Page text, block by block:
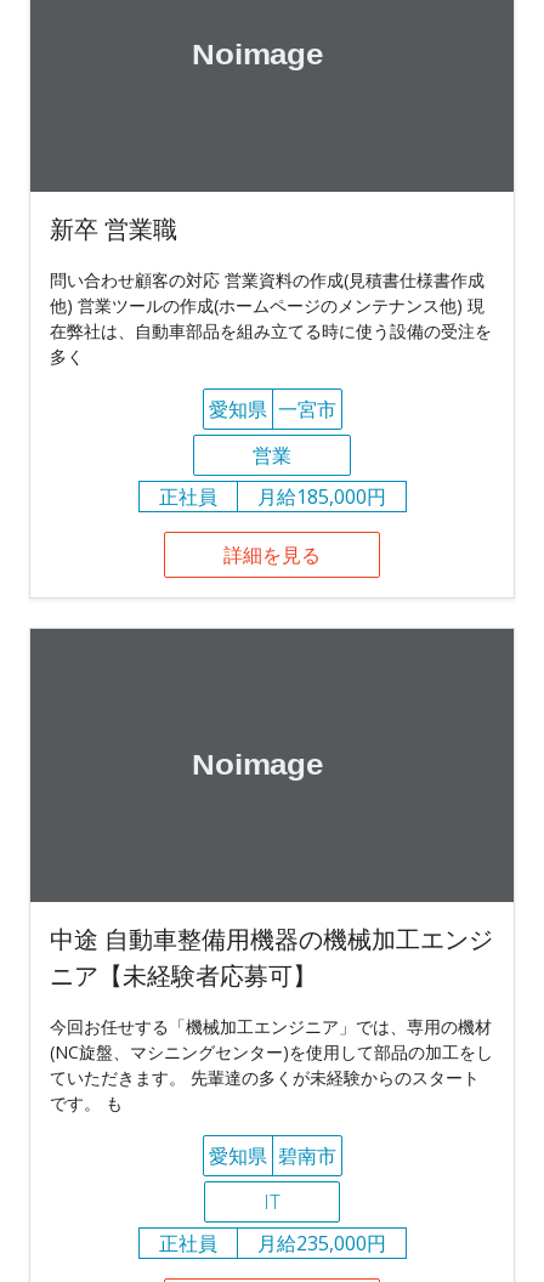
新卒 営業職
問い合わせ顧客の対応 営業資料の作成(見積書仕様書作成
他) 営業ツールの作成(ホームページのメンテナンス他) 現
在弊社は、自動車部品を組み立てる時に使う設備の受注を
多く
愛知県 一宮市
営業
正社員
月給185,000円
詳細を見る
中途 自動車整備用機器の機械加工エンジ
ニア【未経験者応募可】
今回お任せする「機械加工エンジニア」では、専用の機材
(NC旋盤、マシニングセンター)を使用して部品の加工をし
ていただきます。 先輩達の多くが未経験からのスタート
です。 も
愛知県 碧南市
IT
正社員
月給235,000円